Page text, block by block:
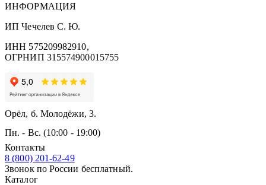
ИНФОРМАЦИЯ
ИП Чечелев С. Ю.
ИНН 575209982910,
ОГРНИП 315574900015755
Орёл, б. Молодёжи, 3.
Пн. - Вс. (10:00 - 19:00)
Контакты
8 (800) 201-62-49
Звонок по России бесплатный.
Каталог